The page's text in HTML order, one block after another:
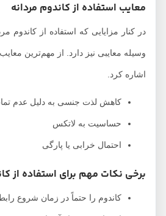
معایب استفاده از کاندوم مردانه
در کنار مزایایی که استفاده از کاندوم مردانه
وسیله معایبی نیز دارد. از مهم‌ترین معایب آن
اشاره کرد.
کاهش لذت جنسی به دلیل عدم تماس
حساسیت به لاتکس
احتمال خرابی یا پارگی
برخی نکات مهم برای استفاده از
کاندوم را حتماً در زمان شروع رابطه